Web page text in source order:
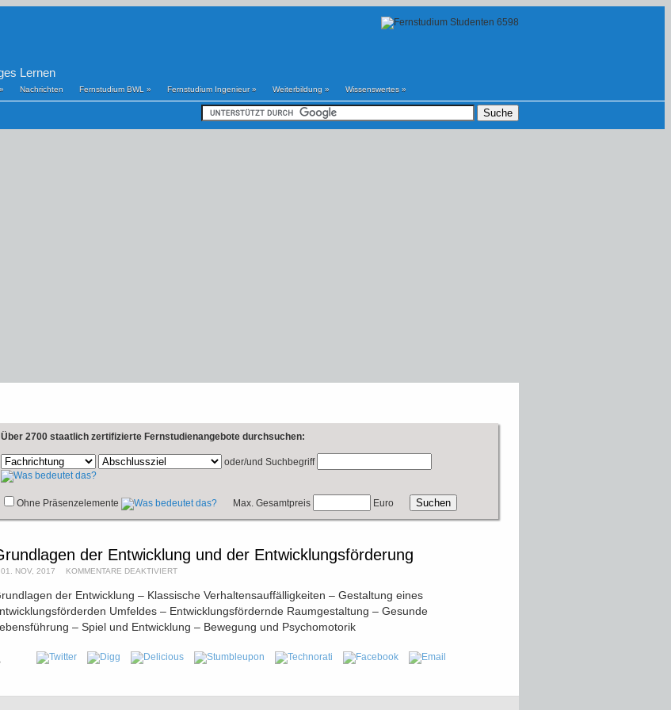
Lernen
» Nachrichten Fernstudium BWL » Fernstudium Ingenieur» Weiterbildung » Wissenswertes »
Über 2700 staatlich zertifizierte Fernstudienangebote durchsuchen:
oder/und Suchbegriff
Ohne Präsenzelemente Max. Gesamtpreis Euro
der Entwicklung und der Entwicklungsförderung
01. NOV, 2017 KOMMENTARE DEAKTIVIERT
der Entwicklung – Klassische Verhaltensauffälligkeiten – Gestaltung eines
Umfeldes – Entwicklungsfördernde Raumgestaltung – Gesunde
– Spiel und Entwicklung – Bewegung und Psychomotorik